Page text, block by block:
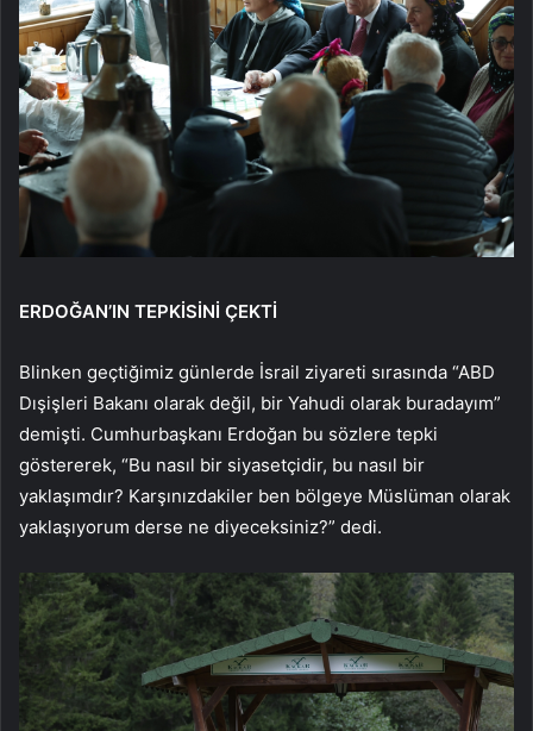
ERDOĞAN’IN TEPKİSİNİ ÇEKTİ
Blinken geçtiğimiz günlerde İsrail ziyareti sırasında “ABD
Dışişleri Bakanı olarak değil, bir Yahudi olarak buradayım”
demişti. Cumhurbaşkanı Erdoğan bu sözlere tepki
göstererek, “Bu nasıl bir siyasetçidir, bu nasıl bir
yaklaşımdır? Karşınızdakiler ben bölgeye Müslüman olarak
yaklaşıyorum derse ne diyeceksiniz?” dedi.